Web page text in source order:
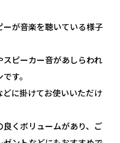
が音楽を聴いている様子
ピーカー音があしらわれ
す。
に掛けてお使いいただけ
くボリュームがあり、ご